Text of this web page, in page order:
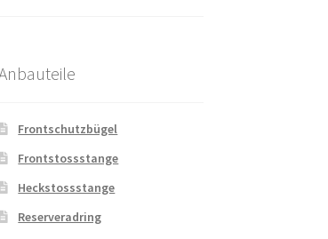
Frontschutzbügel
Frontstossstange
Heckstossstange
Reserveradring